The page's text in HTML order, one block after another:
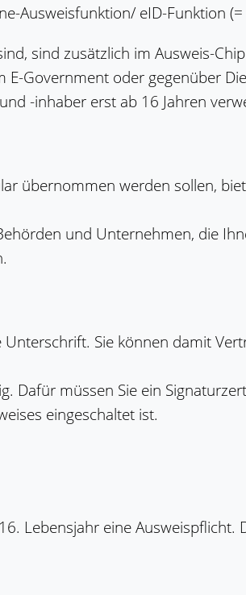
Ausweisfunktion/ eID-Funktion
sind zusätzlich im Ausweis-
Government oder gegenüber
-inhaber erst ab 16 Jahren
übernommen werden sollen,
und Unternehmen, die
Sie können damit
Dafür müssen Sie ein
eingeschaltet ist.
Lebensjahr eine